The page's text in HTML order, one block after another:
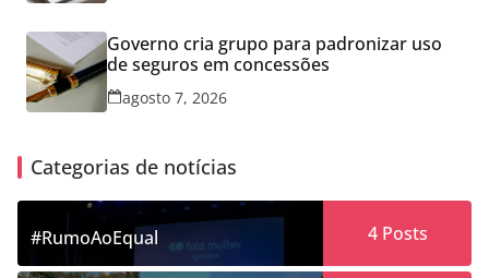
Governo cria grupo para padronizar uso
de seguros em concessões
agosto 7, 2026
Categorias de notícias
#RumoAoEqual 4Posts